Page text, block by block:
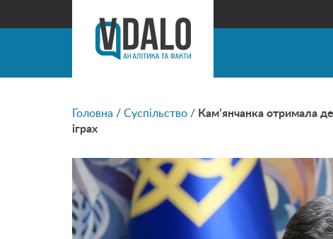
Головна / Суспільство / Кам’янчанка отримала
іграх